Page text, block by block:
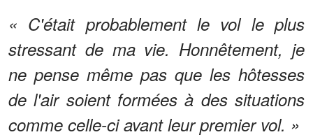
« C'était probablement le vol le plus
stressant de ma vie. Honnêtement, je
ne pense même pas que les hôtesses
de l'air soient formées à des situations
comme celle-ci avant leur premier vol. »